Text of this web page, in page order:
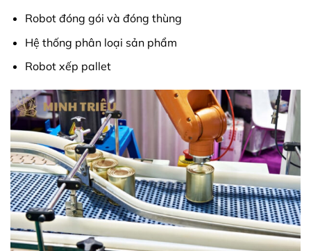
Robot đóng gói và đóng thùng
Hệ thống phân loại sản phẩm
Robot xếp pallet